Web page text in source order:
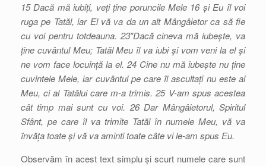
15 Dacă mă iubiți, veți ține poruncile Mele 16 și Eu îl voi
ruga pe Tatăl, iar El vă va da un alt Mângâietor ca să fie
cu voi pentru totdeauna. 23″Dacă cineva mă iubește, va
ține cuvântul Meu; Tatăl Meu îl va iubi și vom veni la el și
ne vom face locuință la el. 24 Cine nu mă iubește nu ține
cuvintele Mele, iar cuvântul pe care îl ascultați nu este al
Meu, ci al Tatălui care m-a trimis. 25 V-am spus acestea
cât timp mai sunt cu voi. 26 Dar Mângâietorul, Spiritul
Sfânt, pe care îl va trimite Tatăl în numele Meu, vă va
învăța toate și vă va aminti toate câte vi le-am spus Eu.
Observăm în acest text simplu și scurt numele care sunt